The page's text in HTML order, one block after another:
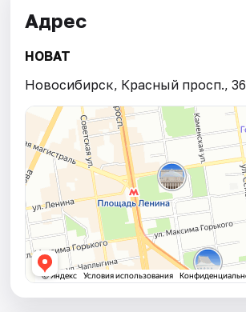
Адрес
НОВАТ
Новосибирск, Красный просп., 36